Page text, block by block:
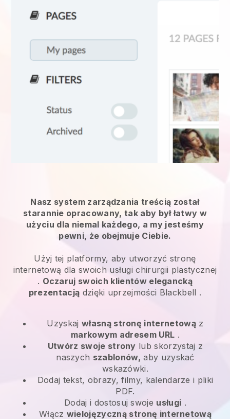
Nasz system zarządzania treścią został
starannie opracowany, tak aby był łatwy w
użyciu dla niemal każdego, a my jesteśmy
pewni, że obejmuje Ciebie.
Użyj tej platformy, aby utworzyć stronę
internetową dla swoich usługi chirurgii plastycznej
. Oczaruj swoich klientów elegancką
prezentacją dzięki uprzejmości Blackbell .
Uzyskaj własną stronę internetowąz
markowym adresem URL .
Utwórz swoje strony lub skorzystaj z
naszych szablonów, aby uzyskać
wskazówki.
Dodaj tekst, obrazy, filmy, kalendarze i pliki
PDF.
Dodaj i dostosuj swoje usługi .
Włącz wielojęzyczną stronę internetową